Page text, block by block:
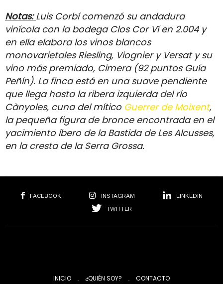
Notas:Luis Corbí comenzó su andadura
vinícola con la bodega Clos Cor Ví en 2.004 y
en ella elabora los vinos blancos
monovarietales Riesling, Viognier y Versat y su
vino más premiado, Cimera (92 puntos Guía
Peñín). La finca está en una suave pendiente
que llega hasta la ribera izquierda del río
Cànyoles, cuna del mítico Guerrer de Moixent,
la pequeña figura de bronce encontrada en el
yacimiento íbero de la Bastida de Les Alcusses,
en la cresta de la Serra Grossa.
FACEBOOK INSTAGRAM
LINKEDIN
TWITTER
INICIO ¿QUIÉN SOY? CONTACTO